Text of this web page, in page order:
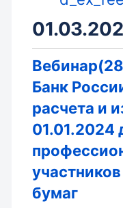
Банк
расчета и
01.01.2024
бумаг